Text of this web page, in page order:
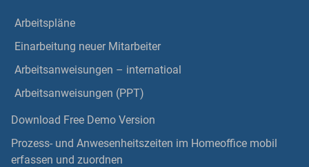
Arbeitspläne
Einarbeitung neuer Mitarbeiter
Arbeitsanweisungen – internatioal
Arbeitsanweisungen (PPT)
Download Free Demo Version
Prozess- und Anwesenheitszeiten im Homeoffice mobil
erfassen und zuordnen